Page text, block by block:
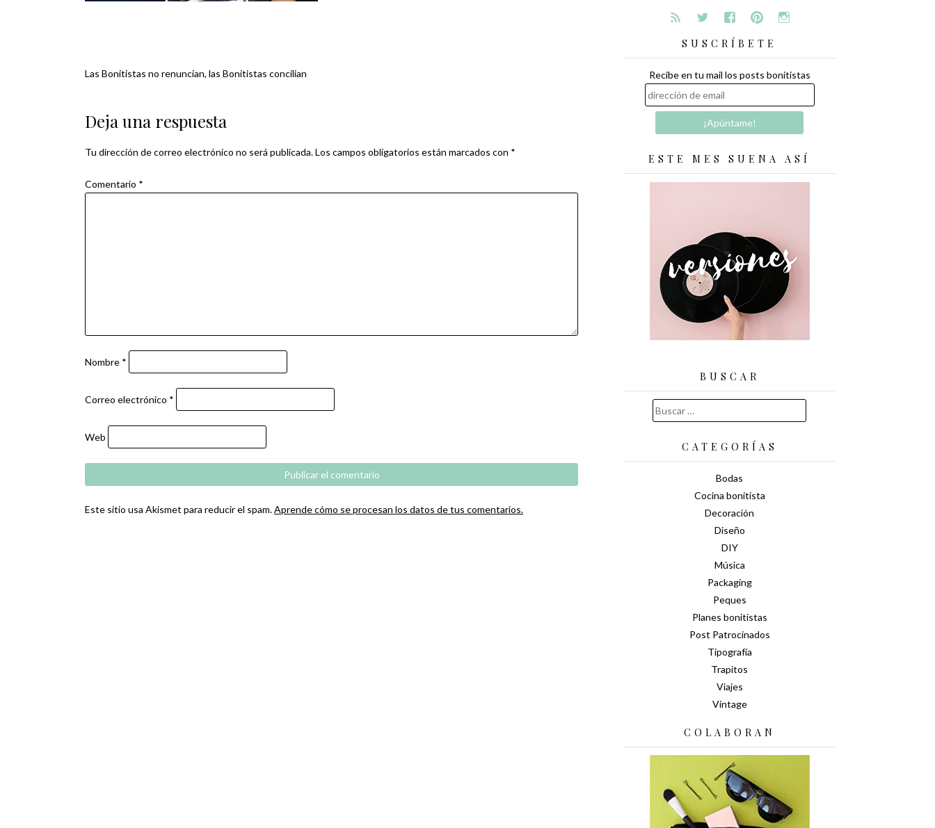
Navegación
de
entradas
Las Bonitistas no renuncian, las Bonitistas concilian
Deja una respuesta
Tu dirección de correo electrónico no será publicada.Los campos obligatorios están marcados con *
Comentario *
Nombre *
Correo electrónico *
Web
Este sitio usa Akismet para reducir el spam.Aprende cómo se procesan los datos de tus comentarios.
SUSCRÍBETE
Recibe en tu mail los posts bonitistas
ESTE MES SUENA ASÍ
BUSCAR
Buscar:
CATEGORÍAS
Bodas
Cocina bonitista
Decoración
Diseño
DIY
Música
Packaging
Peques
Planes bonitistas
Post Patrocinados
Tipografía
Trapitos
Viajes
Vintage
COLABORAN